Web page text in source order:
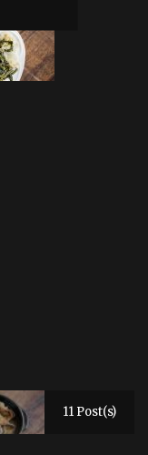
11 Post(s)